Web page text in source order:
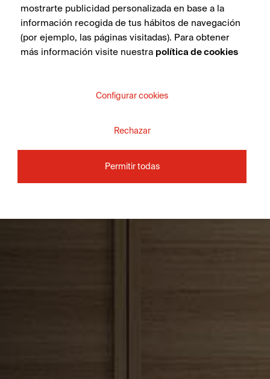
mostrarte publicidad personalizada en base a la
información recogida de tus hábitos de navegación
(por ejemplo, las páginas visitadas). Para obtener
más información visite nuestra política de cookies
Configurar cookies
Rechazar
Permitir todas